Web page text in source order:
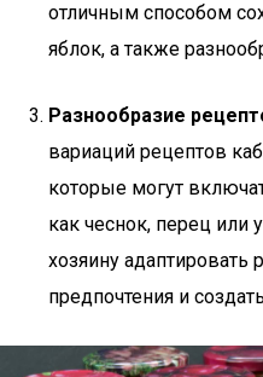
отличным способом
яблок, а также
Разнообразие
вариаций рецептов
которые могут
как чеснок, перец или
хозяину
предпочтения и